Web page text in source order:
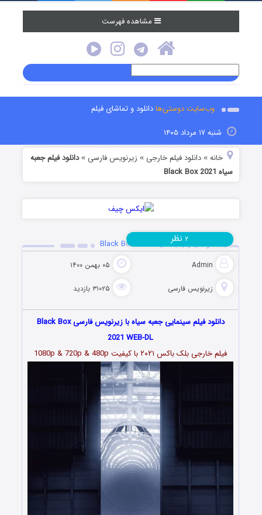
مشاهده فهرست
وب‌سایت دوستی‌هادانلود و تماشای فیلم
شنبه ۱۷ مرداد ۱۴۰۵
خانه »دانلود فیلم خارجی » زیرنویس فارسی »دانلود فیلم جعبه
سیاه Black Box 2021
دانلود فیلم جعبه سیاه Black Box 2021
Admin ۰۵ بهمن ۱۴۰۰
زیرنویس فارسی ۳۱۰۲۵ بازدید
۲ نظر
دانلود فیلم سینمایی جعبه سیاه با زیرنویس فارسی Black Box
2021 WEB-DL
فیلم خارجی بلک باکس ۲۰۲۱ با کیفیت 1080p & 720p & 480p